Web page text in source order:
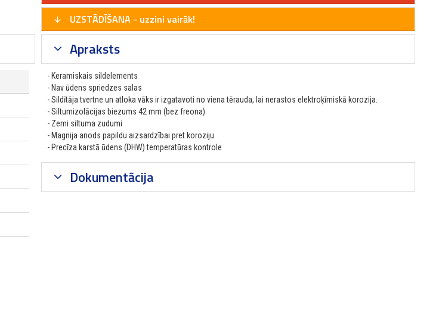
UZSTĀDĪŠANA - uzzini vairāk!
Apraksts
- Keramiskais sildelements
- Nav ūdens spriedzes salas
- Sildītāja tvertne un atloka vāks ir izgatavoti no viena tērauda, lai nerastos elektroķīmiskā korozija.
- Siltumizolācijas biezums 42 mm (bez freona)
- Zemi siltuma zudumi
- Magnija anods papildu aizsardzībai pret koroziju
- Precīza karstā ūdens (DHW) temperatūras kontrole
Dokumentācija